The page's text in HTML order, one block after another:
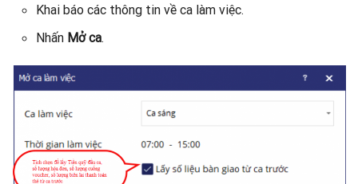
Khai báo các thông tin về ca làm việc.
Nhấn Mở ca.